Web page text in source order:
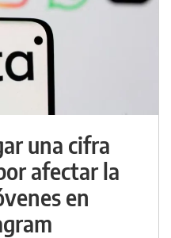
una cifra
afectar la
en